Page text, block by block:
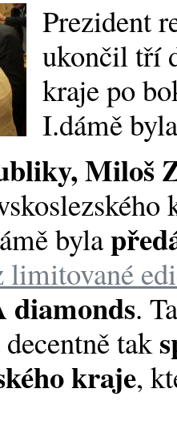
Prezident
ukončil tří
kraje po
I.dámě
Miloš
byla
limitované
.
tak
kraje,